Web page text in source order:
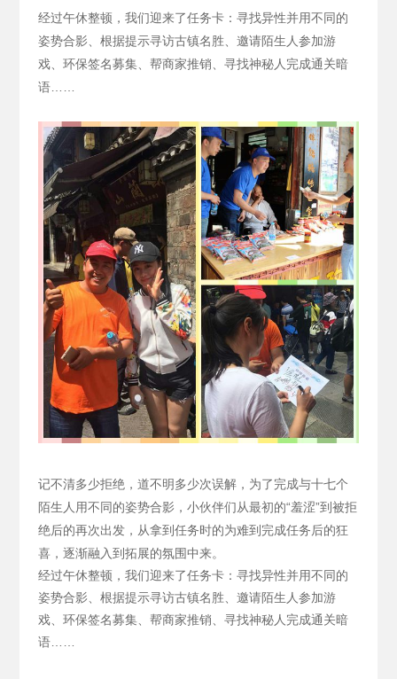
经过午休整顿，我们迎来了任务卡：寻找异性并用不同的
姿势合影、根据提示寻访古镇名胜、邀请陌生人参加游
戏、环保签名募集、帮商家推销、寻找神秘人完成通关暗
语……
记不清多少拒绝，道不明多少次误解，为了完成与十七个
陌生人用不同的姿势合影，小伙伴们从最初的“羞涩”到被拒
绝后的再次出发，从拿到任务时的为难到完成任务后的狂
喜，逐渐融入到拓展的氛围中来。
经过午休整顿，我们迎来了任务卡：寻找异性并用不同的
姿势合影、根据提示寻访古镇名胜、邀请陌生人参加游
戏、环保签名募集、帮商家推销、寻找神秘人完成通关暗
语……